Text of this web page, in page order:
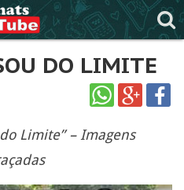
DO LIMITE
Limite” – Imagens